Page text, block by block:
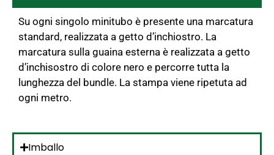
Su ogni singolo minitubo è presente una marcatura
standard, realizzata a getto d’inchiostro. La
marcatura sulla guaina esterna è realizzata a getto
d’inchisostro di colore nero e percorre tutta la
lunghezza del bundle. La stampa viene ripetuta ad
ogni metro.
Imballo